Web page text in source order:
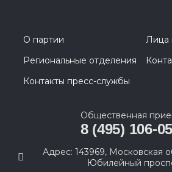
О партии
Лица
Региональные отделения
Контакты пресс-службы
Общественная
8 (495) 106-
Адрес: 143969, Московская
Юбилейный